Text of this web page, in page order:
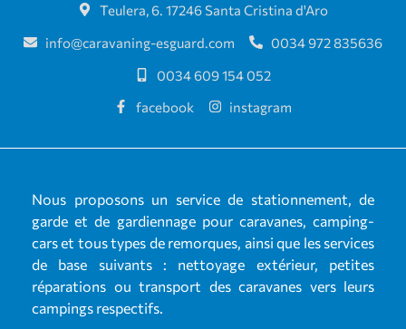
Teulera, 6. 17246 Santa Cristina d'Aro
info@caravaning-esguard.com
0034 972 835636
0034 609 154 052
facebook
instagram
Nous proposons un service de stationnement, de
garde et de gardiennage pour caravanes, camping-
cars et tous types de remorques, ainsi que les services
de base suivants : nettoyage extérieur, petites
réparations ou transport des caravanes vers leurs
campings respectifs.